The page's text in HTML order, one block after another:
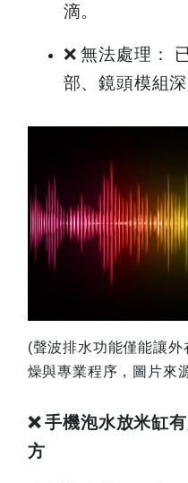
滴。
❌ 無法處理：
部、鏡頭模組深
(聲波排水功能僅能讓
燥與專業程序，圖片來
❌ 手機泡水放米缸
方